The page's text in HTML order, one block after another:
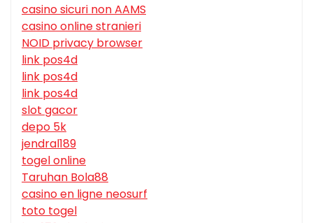
casino sicuri non AAMS
casino online stranieri
NOID privacy browser
link pos4d
link pos4d
link pos4d
slot gacor
depo 5k
jendral189
togel online
Taruhan Bola88
casino en ligne neosurf
toto togel